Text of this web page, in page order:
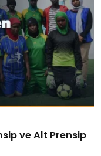
ve Alt Prensip